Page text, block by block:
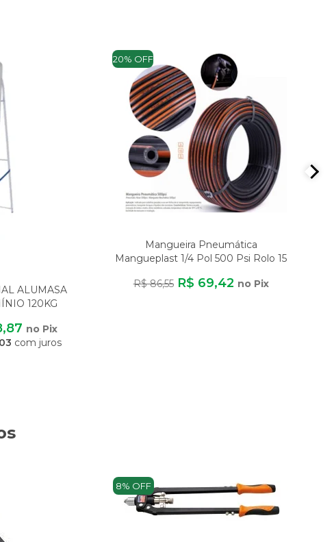
ALUMASA
120KG
no Pix
com juros
20% OFF
Mangueira Pneumática
Mangueplast 1/4 Pol 500 Psi Rolo 15
R$ 86,55 R$ 69,42 no Pix
8% OFF